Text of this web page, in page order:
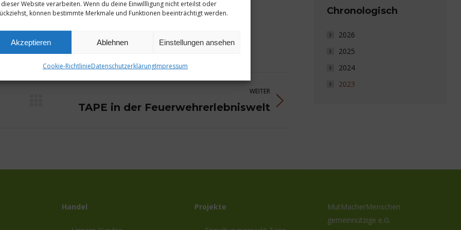
dieser Website verarbeiten. Wenn du deine Einwillligung nicht erteilst oder
können bestimmte Merkmale und Funktionen beeinträchtigt werden.
Akzeptieren Ablehnen Einstellungen ansehen
Cookie-RichtlinieDatenschutzerklärungImpressum
30. April 2023
WEITER
NächsterTAPE in der Feuerwehrerlebniswelt
Chronologisch
2026
2025
2024
2023
Handel Projekte
MutMacherMenschen
gemeinnützige e.G.